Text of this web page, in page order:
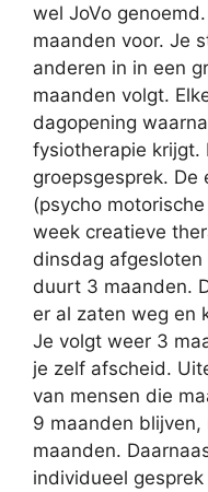
wel JoVo
maanden voor. Je
anderen in in een
maanden volgt.
dagopening
fysiotherapie krijgt.
groepsgesprek. De
(psycho
week creatieve
dinsdag
duurt 3 maanden.
er al zaten weg en
Je volgt weer 3
je zelf afscheid.
van mensen die
9 maanden
maanden.
individueel